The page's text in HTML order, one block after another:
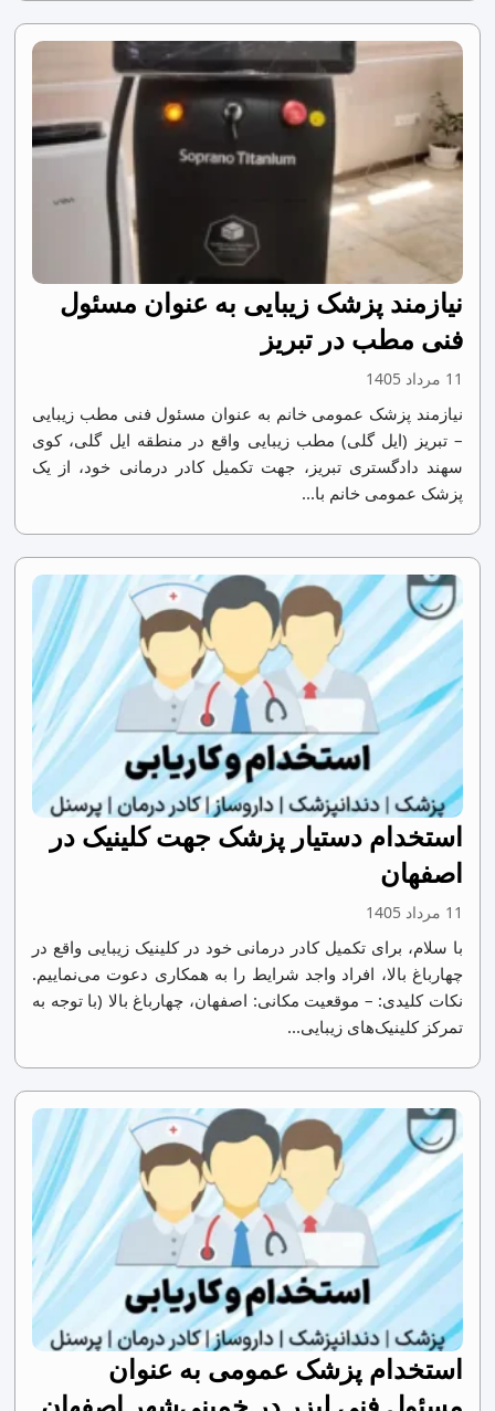
نیازمند پزشک زیبایی به عنوان مسئول
فنی مطب در تبریز
11 مرداد 1405
نیازمند پزشک عمومی خانم به عنوان مسئول فنی مطب زیبایی
– تبریز (ایل گلی) مطب زیبایی واقع در منطقه ایل گلی، کوی
سهند دادگستری تبریز، جهت تکمیل کادر درمانی خود، از یک
پزشک عمومی خانم با...
استخدام دستیار پزشک جهت کلینیک در
اصفهان
11 مرداد 1405
با سلام، برای تکمیل کادر درمانی خود در کلینیک زیبایی واقع در
چهارباغ بالا، افراد واجد شرایط را به همکاری دعوت می‌نماییم.
نکات کلیدی: – موقعیت مکانی: اصفهان، چهارباغ بالا (با توجه به
تمرکز کلینیک‌های زیبایی...
استخدام پزشک عمومی به عنوان